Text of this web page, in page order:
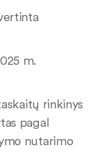
m.
rinkinys
pagal
nutarimo